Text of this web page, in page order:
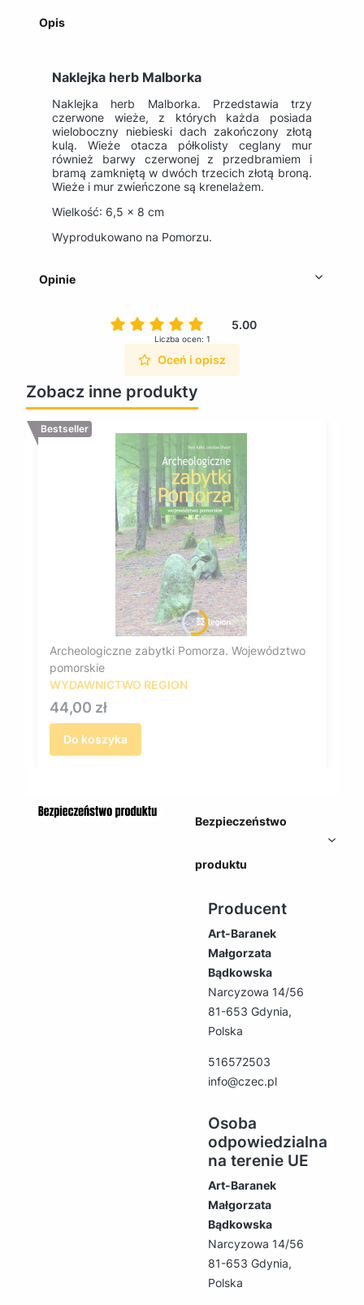
Opis
Naklejka herb Malborka
Naklejka herb Malborka. Przedstawia trzy
czerwone wieże, z których każda posiada
wieloboczny niebieski dach zakończony złotą
kulą. Wieże otacza półkolisty ceglany mur
również barwy czerwonej z przedbramiem i
bramą zamkniętą w dwóch trzecich złotą broną.
Wieże i mur zwieńczone są krenelażem.
Wielkość: 6,5 x 8 cm
Wyprodukowano na Pomorzu.
Opinie
5.00
Liczba ocen: 1
Oceń i opisz
Zobacz inne produkty
Bestseller
Archeologiczne zabytki Pomorza. Województwo
pomorskie
WYDAWNICTWO REGION
Cena
44,00 zł
Do koszyka
Bezpieczeństwo
produktu
Producent
Art-Baranek
Małgorzata
Bądkowska
Narcyzowa 14/56
81-653 Gdynia,
Polska
516572503
info@czec.pl
Osoba
odpowiedzialna
na terenie UE
Art-Baranek
Małgorzata
Bądkowska
Narcyzowa 14/56
81-653 Gdynia,
Polska